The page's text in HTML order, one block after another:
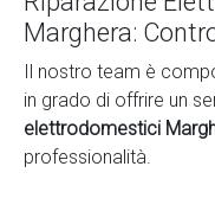
Marghera:
Il nostro team è
in grado di offrire un
elettrodomestici
professionalità.